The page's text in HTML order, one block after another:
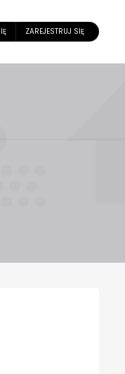
ZAREJESTRUJ SIĘ